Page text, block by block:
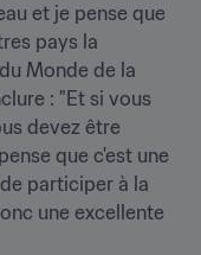
et je pense que
pays la
Monde de la
: "Et si vous
devez être
que c'est une
participer à la
une excellente